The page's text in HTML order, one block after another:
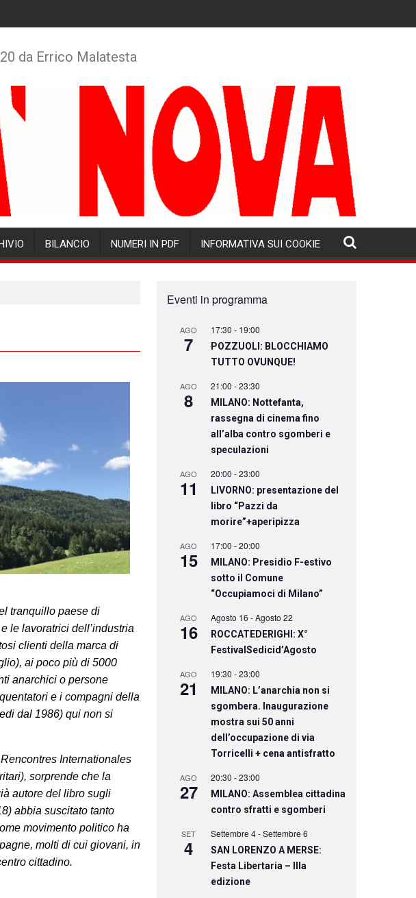
da Errico Malatesta
BILANCIO NUMERI IN PDF INFORMATIVA SUI COOKIE
tranquillo paese di
le lavoratrici dell’industria
clienti della marca di
ai poco più di 5000
anarchici o persone
e i compagni della
dal 1986) qui non si
Internationales
sorprende che la
autore del libro sugli
abbia suscitato tanto
movimento politico ha
molti di cui giovani, in
cittadino.
Eventi in programma
AGO
7
17:30 - 19:00
POZZUOLI: BLOCCHIAMO
TUTTO OVUNQUE!
AGO
8
21:00 -23:30
MILANO: Nottefanta,
rassegna di cinema fino
all’alba contro sgomberi e
speculazioni
AGO
11
20:00 -23:00
LIVORNO: presentazione del
libro “Pazzi da
morire”+aperipizza
AGO
15
17:00 -20:00
MILANO: Presidio F-estivo
sotto il Comune
“Occupiamoci di Milano”
AGO
16
Agosto 16 -Agosto 22
ROCCATEDERIGHI: X°
FestivalSedicid’Agosto
AGO
21
19:30 -23:00
MILANO: L’anarchia non si
sgombera. Inaugurazione
mostra sui 50 anni
dell’occupazione di via
Torricelli + cena antisfratto
AGO
27
20:30 -23:00
MILANO: Assemblea cittadina
contro sfratti e sgomberi
SET
4
Settembre 4-Settembre 6
SAN LORENZO A MERSE:
Festa Libertaria – IIIa
edizione